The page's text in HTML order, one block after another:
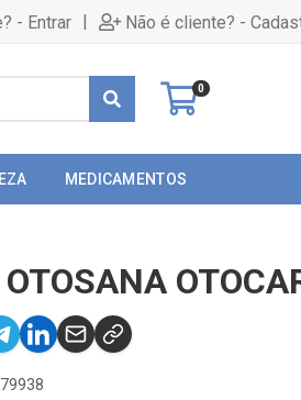
- Entrar | Não é cliente? -
0
MEDICAMENTOS